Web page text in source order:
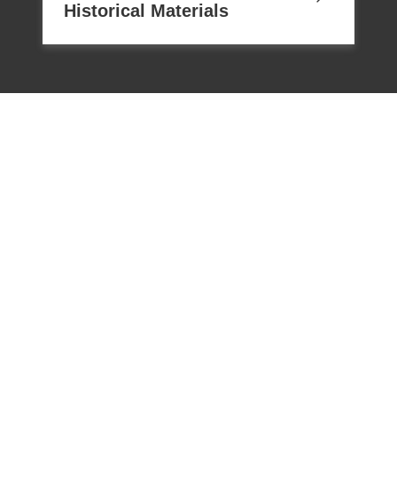
Historical Materials